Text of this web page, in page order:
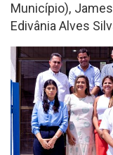
Município),
Edivânia Alves